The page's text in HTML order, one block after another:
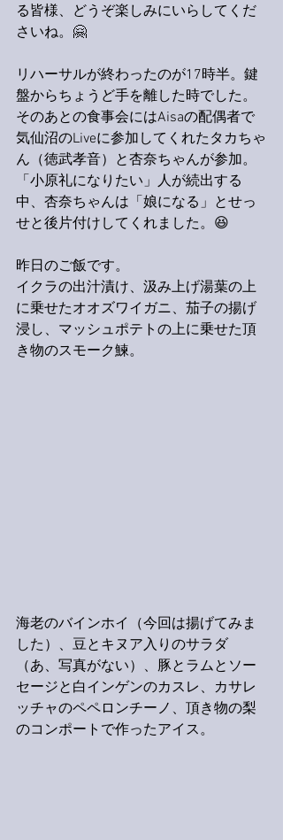
る皆様、どうぞ楽しみにいらしてくだ
さいね。🤗
リハーサルが終わったのが17時半。鍵
盤からちょうど手を離した時でした。
そのあとの食事会にはAisaの配偶者で
気仙沼のLiveに参加してくれたタカちゃ
ん（徳武孝音）と杏奈ちゃんが参加。
「小原礼になりたい」人が続出する
中、杏奈ちゃんは「娘になる」とせっ
せと後片付けしてくれました。😆
昨日のご飯です。
イクラの出汁漬け、汲み上げ湯葉の上
に乗せたオオズワイガニ、茄子の揚げ
浸し、マッシュポテトの上に乗せた頂
き物のスモーク鰊。
海老のバインホイ（今回は揚げてみま
した）、豆とキヌア入りのサラダ
（あ、写真がない）、豚とラムとソー
セージと白インゲンのカスレ、カサレ
ッチャのペペロンチーノ、頂き物の梨
のコンポートで作ったアイス。